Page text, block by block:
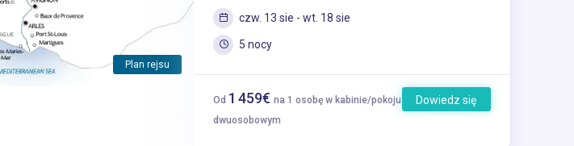
Arles / Francja
czw. 13 sie - wt. 18 sie
5 nocy
Od 1 459€ na 1 osobę w kabinie/pokoju
dwuosobowym
Dowiedz się
więcej